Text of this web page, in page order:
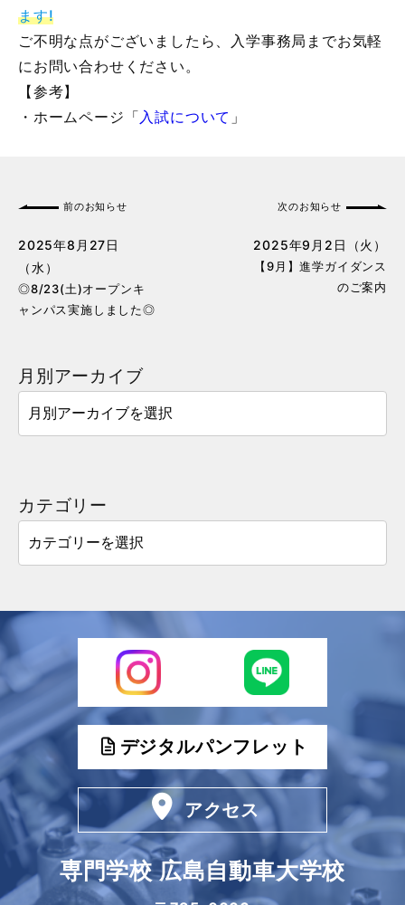
ます!
ご不明な点がございましたら、入学事務局までお気軽
にお問い合わせください。
【参考】
・ホームページ「入試について 」
前のお知らせ
2025年8月27日
（水）
◎8/23(土)オープンキ
ャンパス実施しました◎
次のお知らせ
2025年9月2日（火）
【9月】進学ガイダンス
のご案内
月別アーカイブ
カテゴリー
デジタルパンフレット
アクセス
専門学校 広島自動車大学校